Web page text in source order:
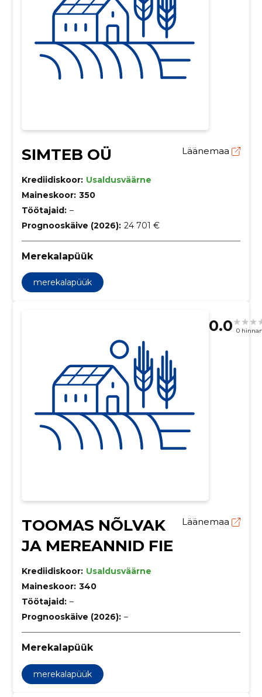
SIMTEB OÜ Läänemaa
Krediidiskoor: Usaldusväärne
Maineskoor: 350
Töötajaid: –
Prognooskäive (2026): 24 701 €
Merekalapüük
merekalapüük
0.0 0
TOOMAS NÕLVAK
JA MEREANNID FIE
Läänemaa
Krediidiskoor: Usaldusväärne
Maineskoor: 340
Töötajaid: –
Prognooskäive (2026): –
Merekalapüük
merekalapüük